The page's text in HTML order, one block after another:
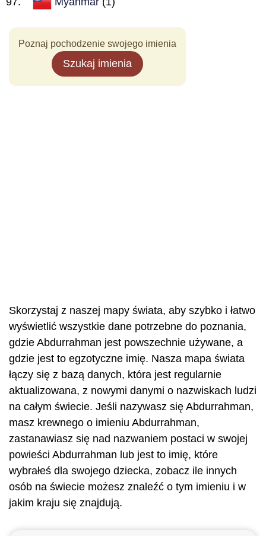
Poznaj pochodzenie swojego imienia
Szukaj imienia
Skorzystaj z naszej mapy świata, aby szybko i łatwo
wyświetlić wszystkie dane potrzebne do poznania,
gdzie Abdurrahman jest powszechnie używane, a
gdzie jest to egzotyczne imię. Nasza mapa świata
łączy się z bazą danych, która jest regularnie
aktualizowana, z nowymi danymi o nazwiskach ludzi
na całym świecie. Jeśli nazywasz się Abdurrahman,
masz krewnego o imieniu Abdurrahman,
zastanawiasz się nad nazwaniem postaci w swojej
powieści Abdurrahman lub jest to imię, które
wybrałeś dla swojego dziecka, zobacz ile innych
osób na świecie możesz znaleźć o tym imieniu i w
jakim kraju się znajdują.